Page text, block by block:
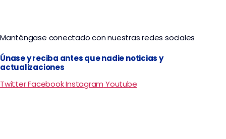
Manténgase conectado con nuestras redes sociales
Únase y reciba antes que nadie noticias y
actualizaciones
TwitterFacebookInstagram Youtube